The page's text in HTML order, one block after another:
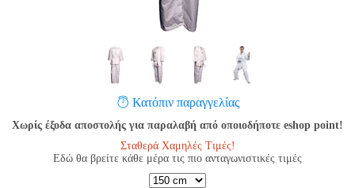
Κατόπιν παραγγελίας
Χωρίς έξοδα αποστολής για παραλαβή από οποιοδήποτε eshop point!
Σταθερά Χαμηλές Τιμές!
Εδώ θα βρείτε κάθε μέρα τις πιο ανταγωνιστικές τιμές